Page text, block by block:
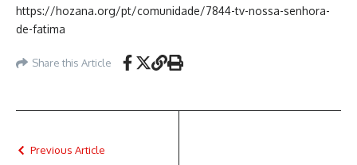
https://hozana.org/pt/comunidade/7844-tv-nossa-senhora-
de-fatima
Share this Article
Previous Article